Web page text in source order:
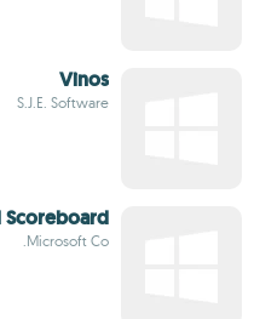
Vinos
S.J.E. Software
Microsoft Co.